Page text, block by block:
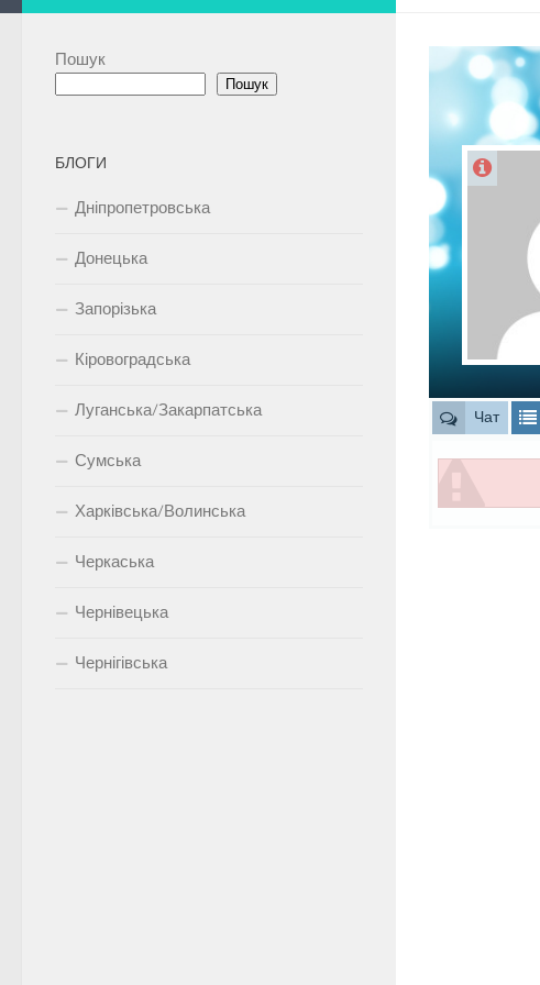
Чат
Пошук
Пошук
БЛОГИ
Дніпропетровська
Донецька
Запорізька
Кіровоградська
Луганська/Закарпатська
Сумська
Харківська/Волинська
Черкаська
Чернівецька
Чернігівська